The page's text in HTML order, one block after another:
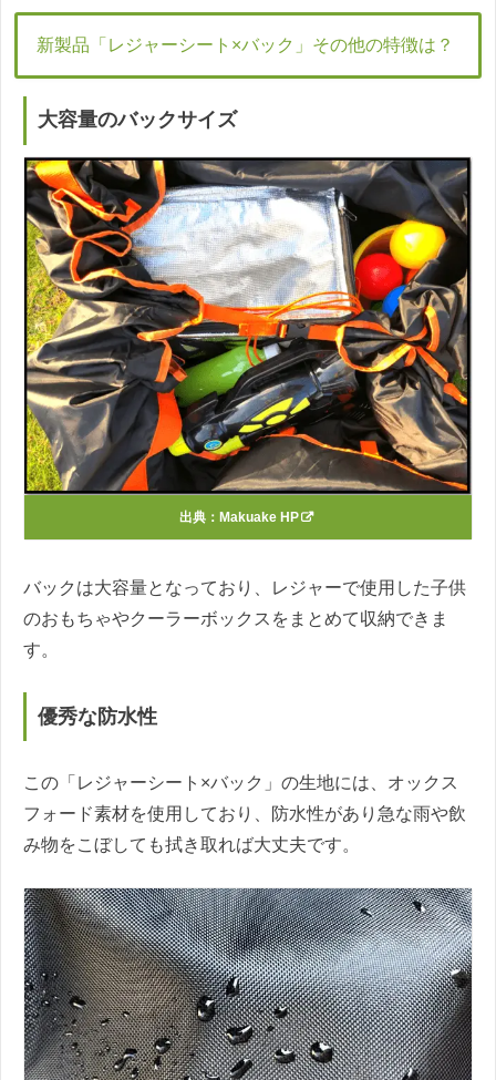
新製品「レジャーシート×バック」その他の特徴は？
大容量のバックサイズ
出典： Makuake HP
バックは大容量となっており、レジャーで使用した子供
のおもちゃやクーラーボックスをまとめて収納できま
す。
優秀な防水性
この「レジャーシート×バック」の生地には、オックス
フォード素材を使用しており、防水性があり急な雨や飲
み物をこぼしても拭き取れば大丈夫です。